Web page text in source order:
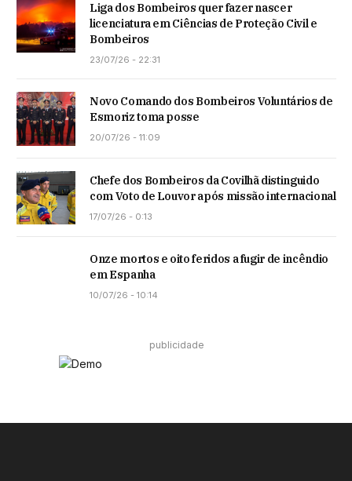
Liga dos Bombeiros quer fazer nascer
licenciatura em Ciências de Proteção Civil e
Bombeiros
23/07/26 - 22:31
Novo Comando dos Bombeiros Voluntários de
Esmoriz toma posse
20/07/26 - 11:09
Chefe dos Bombeiros da Covilhã distinguido
com Voto de Louvor após missão internacional
17/07/26 - 0:13
Onze mortos e oito feridos a fugir de incêndio
em Espanha
10/07/26 - 10:14
publicidade